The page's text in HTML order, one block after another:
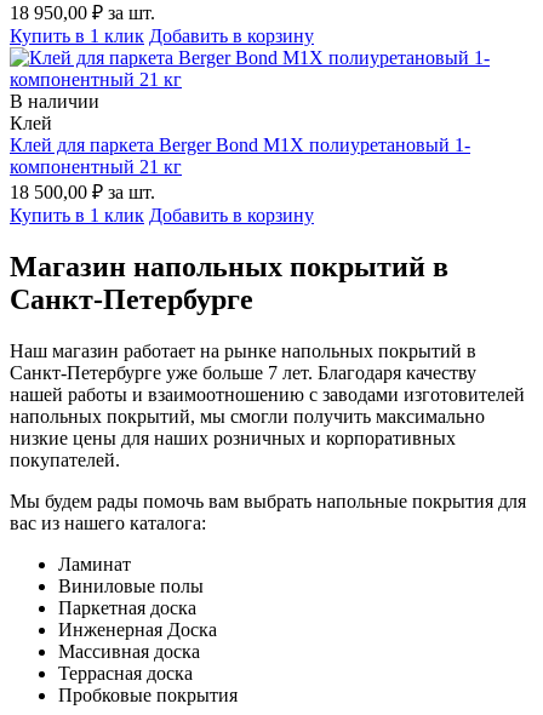
18 950,00 ₽ за шт.
Купить в 1 клик Добавить в корзину
В наличии
Клей
Клей для паркета Berger Bond M1X полиуретановый 1-
компонентный 21 кг
18 500,00 ₽ за шт.
Купить в 1 клик Добавить в корзину
Магазин напольных покрытий в
Санкт-Петербурге
Наш магазин работает на рынке напольных покрытий в
Санкт-Петербурге уже больше 7 лет. Благодаря качеству
нашей работы и взаимоотношению с заводами изготовителей
напольных покрытий, мы смогли получить максимально
низкие цены для наших розничных и корпоративных
покупателей.
Мы будем рады помочь вам выбрать напольные покрытия для
вас из нашего каталога:
Ламинат
Виниловые полы
Паркетная доска
Инженерная Доска
Массивная доска
Террасная доска
Пробковые покрытия